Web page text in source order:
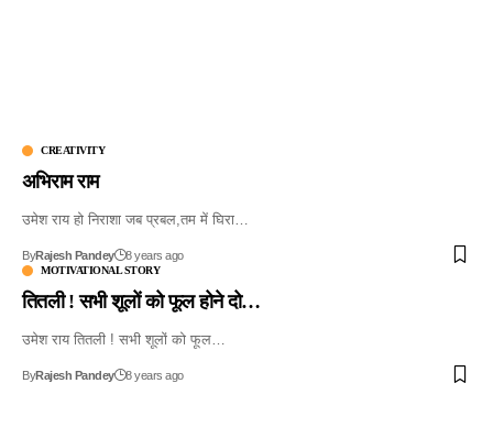
CREATIVITY
अभिराम राम
उमेश राय हो निराशा जब प्रबल,तम में घिरा…
ByRajesh Pandey 8 years ago
MOTIVATIONAL STORY
तितली ! सभी शूलों को फूल होने दो…
उमेश राय तितली ! सभी शूलों को फूल…
ByRajesh Pandey 8 years ago